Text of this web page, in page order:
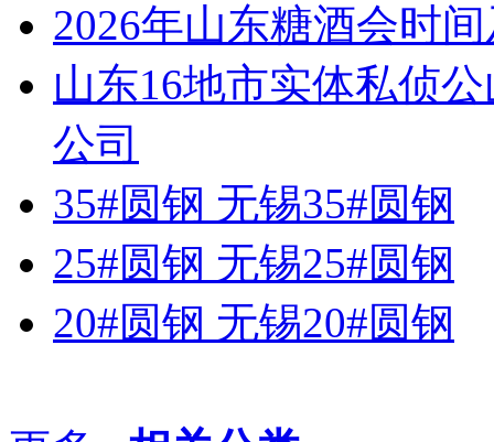
2026年山东糖酒会时
山东16地市实体私侦
公司
35#圆钢 无锡35#圆钢
25#圆钢 无锡25#圆钢
20#圆钢 无锡20#圆钢